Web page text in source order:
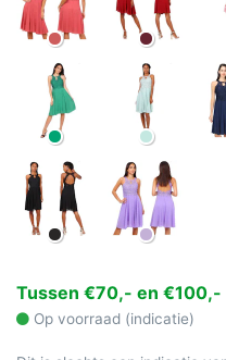
Tussen €70,- en €100,-
Op voorraad (indicatie)